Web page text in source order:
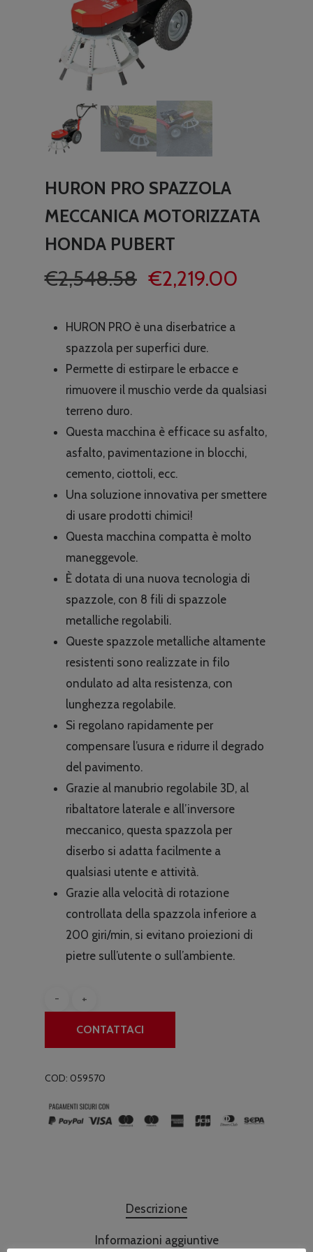
HURON PRO SPAZZOLA
MECCANICA MOTORIZZATA
HONDA PUBERT
€2,548.58 Il
originale
era:
€2,548.58.
€2,219.00
HURON PRO è una diserbatrice a
spazzola per superfici dure.
Permette di estirpare le erbacce e
rimuovere il muschio verde da qualsiasi
terreno duro.
Questa macchina è efficace su asfalto,
asfalto, pavimentazione in blocchi,
cemento, ciottoli, ecc.
Una soluzione innovativa per smettere
di usare prodotti chimici!
Questa macchina compatta è molto
maneggevole.
È dotata di una nuova tecnologia di
spazzole, con 8 fili di spazzole
metalliche regolabili.
Queste spazzole metalliche altamente
resistenti sono realizzate in filo
ondulato ad alta resistenza, con
lunghezza regolabile.
Si regolano rapidamente per
compensare l’usura e ridurre il degrado
del pavimento.
Grazie al manubrio regolabile 3D, al
ribaltatore laterale e all’inversore
meccanico, questa spazzola per
diserbo si adatta facilmente a
qualsiasi utente e attività.
Grazie alla velocità di rotazione
controllata della spazzola inferiore a
200 giri/min, si evitano proiezioni di
pietre sull’utente o sull’ambiente.
CONTATTACI
COD: 059570
Descrizione
Informazioni aggiuntive